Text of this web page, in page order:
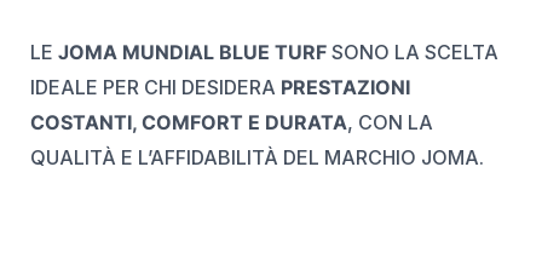
LE JOMA MUNDIAL BLUE TURFSONO LA SCELTA
IDEALE PER CHI DESIDERA PRESTAZIONI
COSTANTI, COMFORT E DURATA, CON LA
QUALITÀ E L’AFFIDABILITÀ DEL MARCHIO JOMA.